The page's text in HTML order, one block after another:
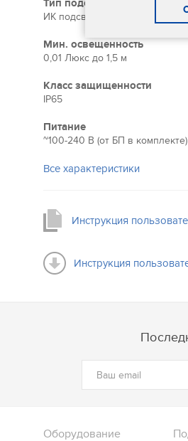
Тип подсветки
ИК подсветка до 1,5 м
Мин. освещенность
0,01 Люкс до 1,5 м
Класс защищенности
IP65
Питание
~100-240 В (от БП в комплекте)
Все характеристики
Инструкция
Инструкция
Оборудование